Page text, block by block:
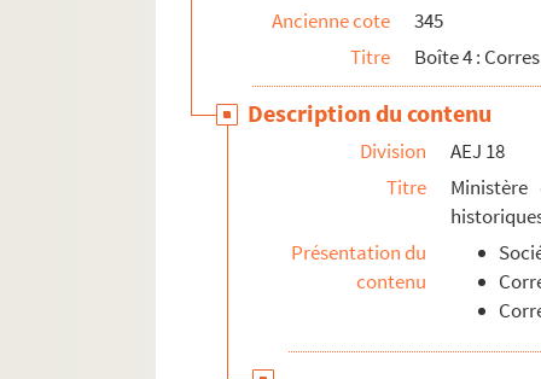
Ancienne cote
345
Titre
Boîte 4 :
Description du contenu
Division
AEJ 18
Titre
Présentation du
contenu